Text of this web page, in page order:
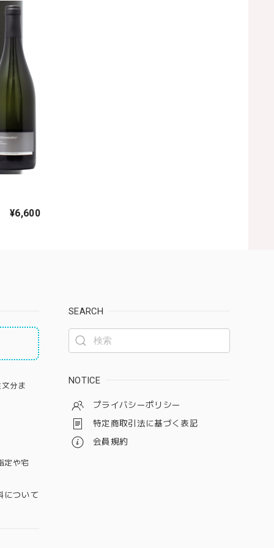
¥6,600
分ま
定や宅
について
SEARCH
NOTICE
プライバシーポリシー
特定商取引法に基づく表記
会員規約